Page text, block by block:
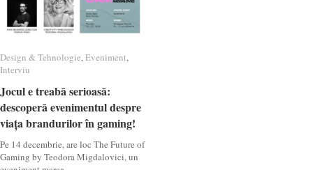
Design & Tehnologie,Eveniment,
Interviu
Jocul e treabă serioasă:
descoperă evenimentul despre
viața brandurilor în gaming!
Pe 14 decembrie, are loc The Future of
Gaming by Teodora Migdalovici, un
Design & Tehnologie Eveniment
Interviu
Jocul e treabă serioasă:
descoperă evenimentul despre
viața brandurilor în gaming!